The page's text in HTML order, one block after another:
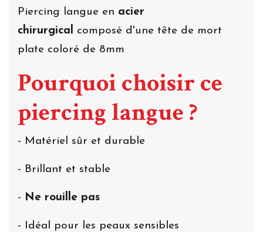
Piercing langue en acier
chirurgical
composé d'une tête de mort
plate coloré de 8mm
Pourquoi choisir ce
piercing langue ?
- Matériel sûr et durable
- Brillant et stable
- Ne rouille pas
- Idéal pour les peaux sensibles